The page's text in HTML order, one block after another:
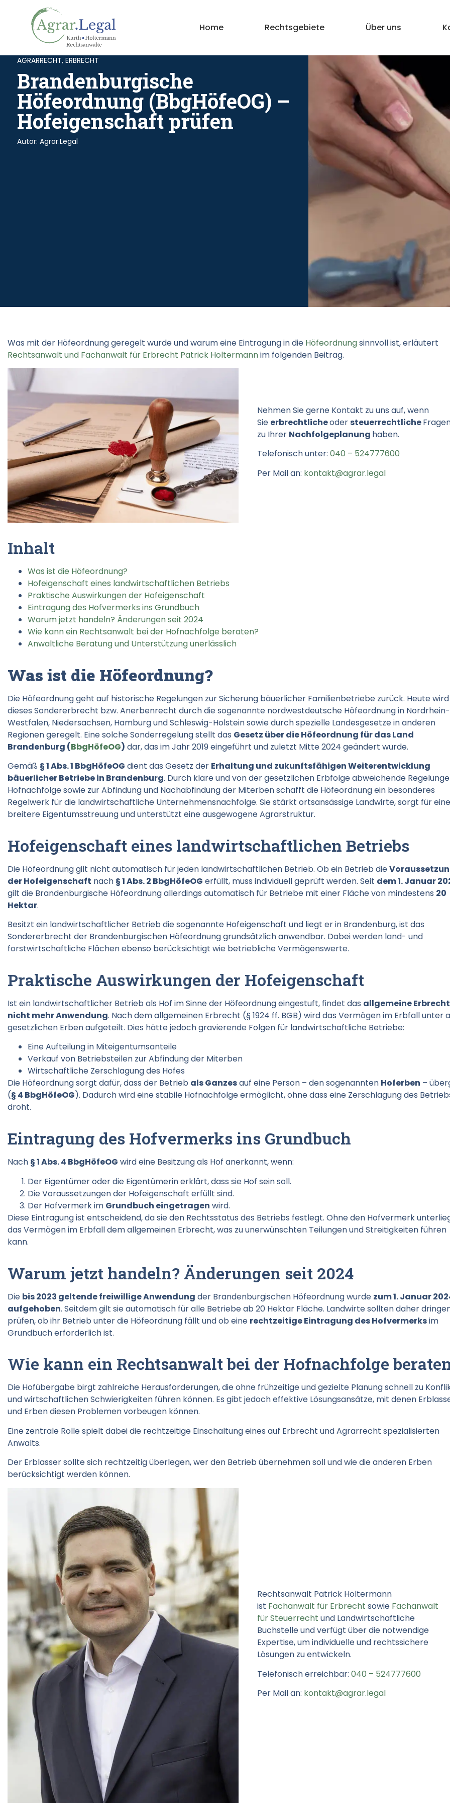
Home Rechtsgebiete Über uns
AGRARRECHT, ERBRECHT
Brandenburgische
Höfeordnung (BbgHöfeOG) –
Hofeigenschaft prüfen
Autor: Agrar.Legal
Was mit der Höfeordnung geregelt wurde und warum eine Eintragung in die Höfeordnungsinnvoll ist, erläutert
Rechtsanwalt und Fachanwalt für Erbrecht Patrick Holtermannim folgenden Beitrag.
Nehmen Sie gerne Kontakt zu uns auf, wenn
Sie erbrechtlicheodersteuerrechtliche
zu Ihrer Nachfolgeplanung haben.
Telefonisch unter: 040 – 524777600
Per Mail an: kontakt@agrar.legal
Inhalt
Was ist die Höfeordnung?
Hofeigenschaft eines landwirtschaftlichen Betriebs
Praktische Auswirkungen der Hofeigenschaft
Eintragung des Hofvermerks ins Grundbuch
Warum jetzt handeln? Änderungen seit 2024
Wie kann ein Rechtsanwalt bei der Hofnachfolge beraten?
Anwaltliche Beratung und Unterstützung unerlässlich
Was ist die Höfeordnung?
Die Höfeordnung geht auf historische Regelungen zur Sicherung bäuerlicher Familienbetriebe zurück. Heute wird
dieses Sondererbrecht bzw. Anerbenrecht durch die sogenannte nordwestdeutsche Höfeordnung in Nordrhein-
Westfalen, Niedersachsen, Hamburg und Schleswig-Holstein sowie durch spezielle Landesgesetze in anderen
Regionen geregelt. Eine solche Sonderregelung stellt das Gesetz über die Höfeordnung für das Land
Brandenburg (BbgHöfeOG) dar, das im Jahr 2019 eingeführt und zuletzt Mitte 2024 geändert wurde.
Gemäß § 1 Abs. 1 BbgHöfeOG dient das Gesetz der Erhaltung und zukunftsfähigen Weiterentwicklung
bäuerlicher Betriebe in Brandenburg. Durch klare und von der gesetzlichen Erbfolge abweichende
Hofnachfolge sowie zur Abfindung und Nachabfindung der Miterben schafft die Höfeordnung ein besonderes
Regelwerk für die landwirtschaftliche Unternehmensnachfolge. Sie stärkt ortsansässige Landwirte, sorgt für eine
breitere Eigentumsstreuung und unterstützt eine ausgewogene Agrarstruktur.
Hofeigenschaft eines landwirtschaftlichen Betriebs
Die Höfeordnung gilt nicht automatisch für jeden landwirtschaftlichen Betrieb. Ob ein Betrieb die
der Hofeigenschaft nach § 1 Abs. 2 BbgHöfeOG erfüllt, muss individuell geprüft werden. Seit dem 1. Januar
gilt die Brandenburgische Höfeordnung allerdings automatisch für Betriebe mit einer Fläche von mindestens 20
Hektar.
Besitzt ein landwirtschaftlicher Betrieb die sogenannte Hofeigenschaft und liegt er in Brandenburg, ist das
Sondererbrecht der Brandenburgischen Höfeordnung grundsätzlich anwendbar. Dabei werden land- und
forstwirtschaftliche Flächen ebenso berücksichtigt wie betriebliche Vermögenswerte.
Praktische Auswirkungen der Hofeigenschaft
Ist ein landwirtschaftlicher Betrieb als Hof im Sinne der Höfeordnung eingestuft, findet das allgemeine Erbrecht
nicht mehr Anwendung. Nach dem allgemeinen Erbrecht (§ 1924 ff. BGB) wird das Vermögen im Erbfall unter
gesetzlichen Erben aufgeteilt. Dies hätte jedoch gravierende Folgen für landwirtschaftliche Betriebe:
Eine Aufteilung in Miteigentumsanteile
Verkauf von Betriebsteilen zur Abfindung der Miterben
Wirtschaftliche Zerschlagung des Hofes
Die Höfeordnung sorgt dafür, dass der Betrieb als Ganzesauf eine Person – den sogenannten Hoferben –
(§ 4 BbgHöfeOG). Dadurch wird eine stabile Hofnachfolge ermöglicht, ohne dass eine Zerschlagung des
droht.
Eintragung des Hofvermerks ins Grundbuch
Nach § 1 Abs. 4 BbgHöfeOG wird eine Besitzung als Hof anerkannt, wenn:
Der Eigentümer oder die Eigentümerin erklärt, dass sie Hof sein soll.
Die Voraussetzungen der Hofeigenschaft erfüllt sind.
Der Hofvermerk im Grundbuch eingetragen wird.
Diese Eintragung ist entscheidend, da sie den Rechtsstatus des Betriebs festlegt. Ohne den Hofvermerk
das Vermögen im Erbfall dem allgemeinen Erbrecht, was zu unerwünschten Teilungen und Streitigkeiten führen
kann.
Warum jetzt handeln? Änderungen seit 2024
Die bis 2023 geltende freiwillige Anwendung der Brandenburgischen Höfeordnung wurde zum 1. Januar
aufgehoben. Seitdem gilt sie automatisch für alle Betriebe ab 20 Hektar Fläche. Landwirte sollten daher
prüfen, ob ihr Betrieb unter die Höfeordnung fällt und ob eine rechtzeitige Eintragung des Hofvermerksim
Grundbuch erforderlich ist.
Wie kann ein Rechtsanwalt bei der Hofnachfolge
Die Hofübergabe birgt zahlreiche Herausforderungen, die ohne frühzeitige und gezielte Planung schnell zu
und wirtschaftlichen Schwierigkeiten führen können. Es gibt jedoch effektive Lösungsansätze, mit denen
und Erben diesen Problemen vorbeugen können.
Eine zentrale Rolle spielt dabei die rechtzeitige Einschaltung eines auf Erbrecht und Agrarrecht spezialisierten
Anwalts.
Der Erblasser sollte sich rechtzeitig überlegen, wer den Betrieb übernehmen soll und wie die anderen Erben
berücksichtigt werden können.
Rechtsanwalt Patrick Holtermann
ist Fachanwalt für Erbrecht sowie Fachanwalt
für Steuerrecht und Landwirtschaftliche
Buchstelle und verfügt über die notwendige
Expertise, um individuelle und rechtssichere
Lösungen zu entwickeln.
Telefonisch erreichbar: 040 – 524777600
Per Mail an: kontakt@agrar.legal